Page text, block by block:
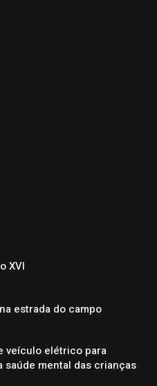
XVI
estrada do campo
veículo elétrico para
mental das crianças